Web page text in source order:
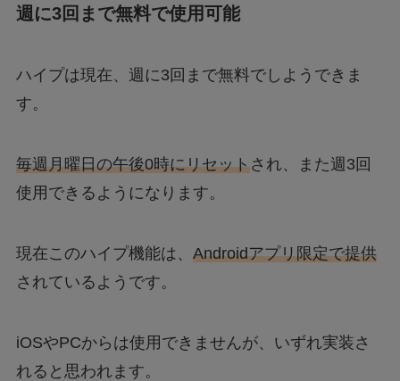
週に3回まで無料で使用可能
ハイプは現在、週に3回まで無料でしようできま
す。
毎週月曜日の午後0時にリセットされ、また週3回
使用できるようになります。
現在このハイプ機能は、 Androidアプリ限定で提供
されているようです。
iOSやPCからは使用できませんが、いずれ実装さ
れると思われます。